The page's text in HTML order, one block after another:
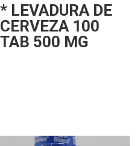
* LEVADURA DE
CERVEZA 100
TAB 500 MG